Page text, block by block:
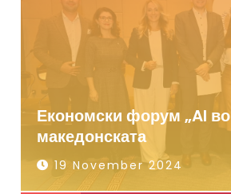
Економски форум „AI во
македонската
19 November 2024